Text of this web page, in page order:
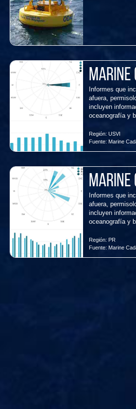
Marine
Informes que
afuera,
incluyen
oceanografía y
Región: USVI
Fuente: Marine
Marine
Informes que
afuera,
incluyen
oceanografía y
Región: PR
Fuente: Marine